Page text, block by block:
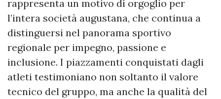
rappresenta un motivo di orgoglio per
l’intera società augustana, che continua a
distinguersi nel panorama sportivo
regionale per impegno, passione e
inclusione. I piazzamenti conquistati dagli
atleti testimoniano non soltanto il valore
tecnico del gruppo, ma anche la qualità del